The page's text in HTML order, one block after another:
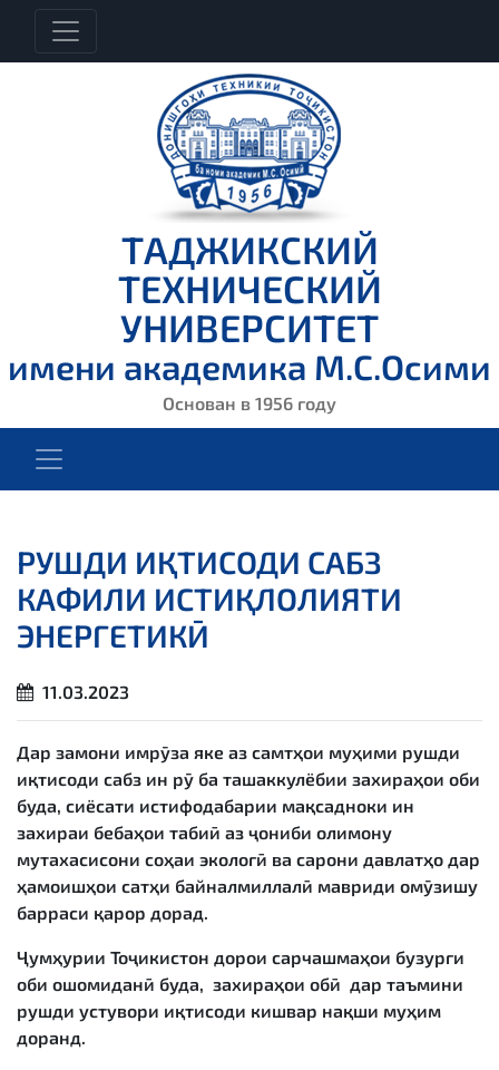
ТАДЖИКСКИЙ
ТЕХНИЧЕСКИЙ
УНИВЕРСИТЕТ
имени академика М.С.Осими
Основан в 1956 году
РУШДИ ИҚТИСОДИ САБЗ
КАФИЛИ ИСТИҚЛОЛИЯТИ
ЭНЕРГЕТИКӢ
11.03.2023
Дар замони имрӯза яке аз самтҳои муҳими рушди
иқтисоди сабз ин рӯ ба ташаккулёбии захираҳои оби
буда, сиёсати истифодабарии мақсадноки ин
захираи бебаҳои табиӣ аз ҷониби олимону
мутахасисони соҳаи экологӣ ва сарони давлатҳо дар
ҳамоишҳои сатҳи байналмиллалӣ мавриди омӯзишу
барраси қарор дорад.
Ҷумҳурии Тоҷикистон дорои сарчашмаҳои бузурги
оби ошомиданӣ буда, захираҳои обӣ дар таъмини
рушди устувори иқтисоди кишвар нақши муҳим
доранд.